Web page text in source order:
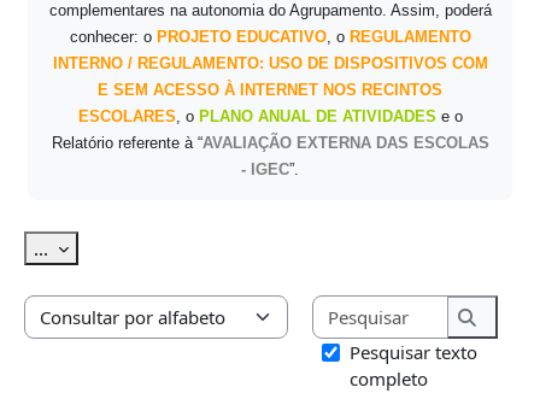
complementares na autonomia do Agrupamento. Assim, poderá
conhecer: o PROJETO EDUCATIVO, o REGULAMENTO
INTERNO / REGULAMENTO: USO DE DISPOSITIVOS COM
E SEM ACESSO À INTERNET NOS RECINTOS
ESCOLARES, o PLANO ANUAL DE ATIVIDADES e o
Relatório referente à “AVALIAÇÃO EXTERNA DAS ESCOLAS
- IGEC”.
... Exportar termos
Consulte o glossário usando este índice
Pesquisar
Pesquisar texto
completo